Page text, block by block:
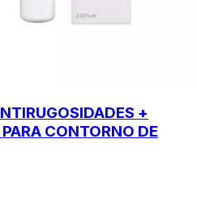
+
CONTORNO DE